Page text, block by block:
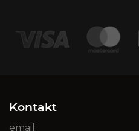
Kontakt
email: